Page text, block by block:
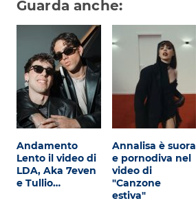
Guarda anche:
Andamento
Lento il video di
LDA, Aka 7even
e Tullio…
Annalisa è suora
e pornodiva nel
video di
"Canzone
estiva"